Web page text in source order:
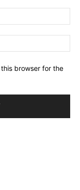
browser for the